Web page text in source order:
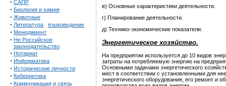
· САПР
· Биология и химия
· Животные
· Литература языковедение
· Менеджмент
· Не Российское
законодательство
· Нотариат
· Информатика
· Исторические личности
· Кибернетика
· Коммуникация и связь
в) Основные характеристики деятельности.
г) Планирование деятельности.
д) Технико-экономические показатели.
Энергетическое хозяйство.
На предприятии используется до 10 видов
затраты на потребляемую энергию на
Основными задачами энергетического
мест в соответствии с установленными для
энергетического оборудования, его ремонт и